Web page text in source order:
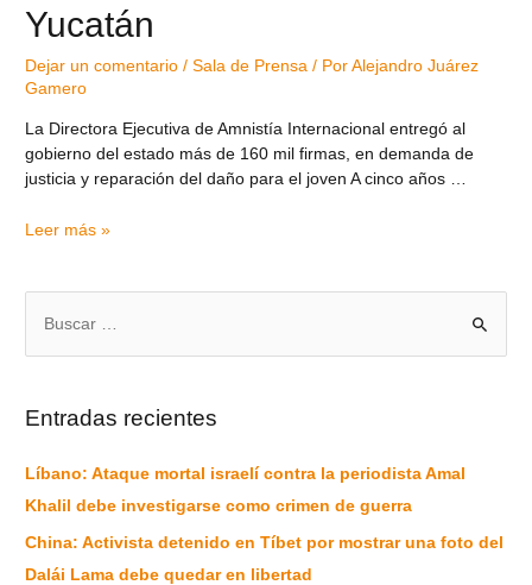
Yucatán
Dejar un comentario /Sala de Prensa / PorAlejandro Juárez
Gamero
La Directora Ejecutiva de Amnistía Internacional entregó al
gobierno del estado más de 160 mil firmas, en demanda de
justicia y reparación del daño para el joven A cinco años …
Leer más »
Entradas recientes
Líbano: Ataque mortal israelí contra la periodista Amal
Khalil debe investigarse como crimen de guerra
China: Activista detenido en Tíbet por mostrar una foto del
Dalái Lama debe quedar en libertad